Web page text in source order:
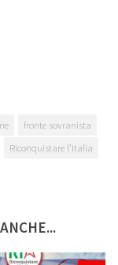
fronte sovranista
Riconquistare l’Italia